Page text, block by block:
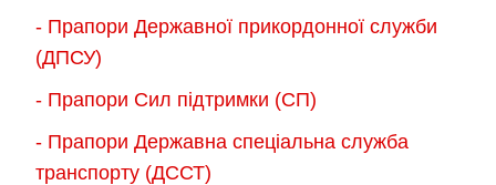
- Прапори Державної прикордонної служби
(ДПСУ)
- Прапори Сил підтримки (СП)
- Прапори Державна спеціальна служба
транспорту (ДССТ)